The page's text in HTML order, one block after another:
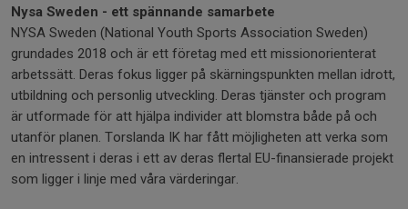
Nysa Sweden - ett spännande samarbete
NYSA Sweden (National Youth Sports Association Sweden)
grundades 2018 och är ett företag med ett missionorienterat
arbetssätt. Deras fokus ligger på skärningspunkten mellan idrott,
utbildning och personlig utveckling. Deras tjänster och program
är utformade för att hjälpa individer att blomstra både på och
utanför planen. Torslanda IK har fått möjligheten att verka som
en intressent i deras i ett av deras flertal EU-finansierade projekt
som ligger i linje med våra värderingar.